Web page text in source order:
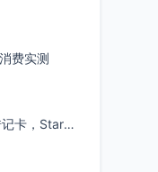
费实测
全球多币种账户 + 海外实体借记卡，Starryblu开户教程与注意事项